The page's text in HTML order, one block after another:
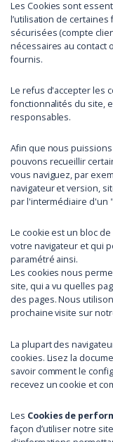
Les Cookies sont
l’utilisation de
sécurisées (compte
nécessaires au contact
fournis.
Le refus d'accepter les
fonctionnalités du site,
responsables.
Afin que nous
pouvons recueillir
vous naviguez, par
navigateur et version,
par l'intermédiaire d'un
Le cookie est un bloc
votre navigateur et qui
paramétré ainsi.
Les cookies nous
site, qui a vu quelles
des pages. Nous
prochaine visite sur
La plupart des
cookies. Lisez la
savoir comment le
recevez un cookie et
Les Cookies de
façon d’utiliser notre